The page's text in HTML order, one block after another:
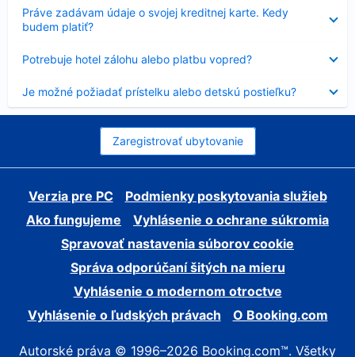
Práve zadávam údaje o svojej kreditnej karte. Kedy
budem platiť?
sa
Potrebuje hotel zálohu alebo platbu vopred?
sa
Je možné požiadať prístelku alebo detskú postieľku?
sa
Zaregistrovať ubytovanie
Verzia pre PC
Podmienky poskytovania služieb
Ako fungujeme
Vyhlásenie o ochrane súkromia
Spravovať nastavenia súborov cookie
Správa odporúčaní šitých na mieru
Vyhlásenie o modernom otroctve
Vyhlásenie o ľudských právach
O Booking.com
Autorské práva © 1996–2026 Booking.com™. Všetky